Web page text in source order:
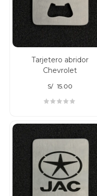
Tarjetero abridor
Chevrolet
S/ 15.00